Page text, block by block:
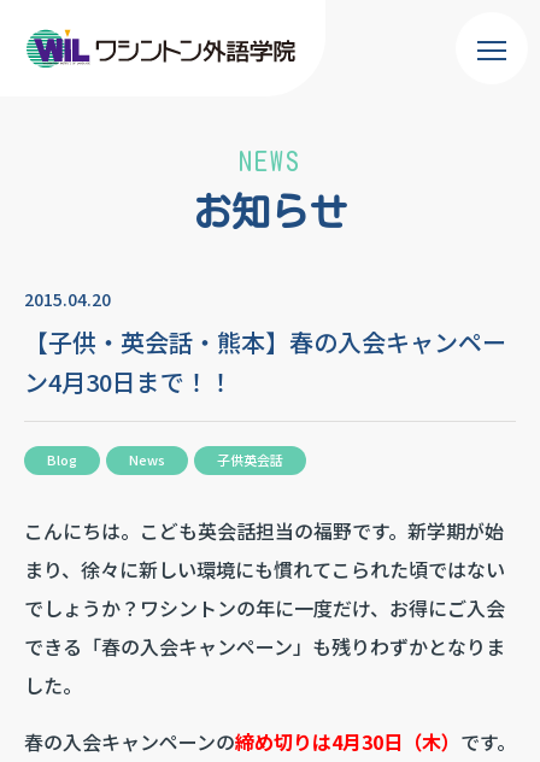
お知らせ
NEWS
2015.04.20
【子供・英会話・熊本】春の入会キャンペー
ン4月30日まで！！
Blog News 子供英会話
こんにちは。こども英会話担当の福野です。新学期が始
まり、徐々に新しい環境にも慣れてこられた頃ではない
でしょうか？ワシントンの年に一度だけ、お得にご入会
できる「春の入会キャンペーン」も残りわずかとなりま
した。
春の入会キャンペーンの締め切りは4月30日（木） です。